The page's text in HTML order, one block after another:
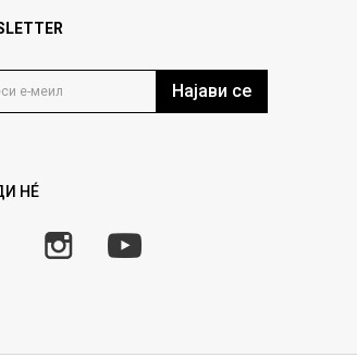
Најави се
НÉ